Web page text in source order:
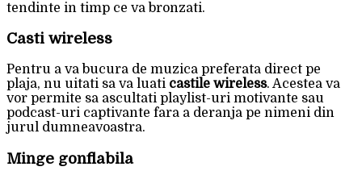
tendinte in timp ce va bronzati.
Casti wireless
Pentru a va bucura de muzica preferata direct pe
plaja, nu uitati sa va luati castile wireless. Acestea va
vor permite sa ascultati playlist-uri motivante sau
podcast-uri captivante fara a deranja pe nimeni din
jurul dumneavoastra.
Minge gonflabila